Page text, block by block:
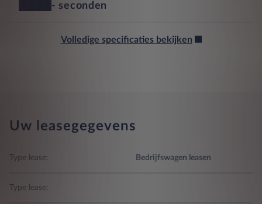
- seconden
Volledige specificaties bekijken
Uw leasegegevens
Type lease: Bedrijfswagen leasen
Type lease: